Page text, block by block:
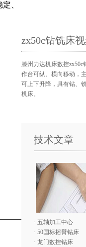
、
zx50c钻铣床
滕州力达机床数控
作台可纵、横向移动，
可上下升降，具有钻、
机床。
技术文章
· 五轴加工中心
· 50国标摇臂钻床
· 龙门数控钻床